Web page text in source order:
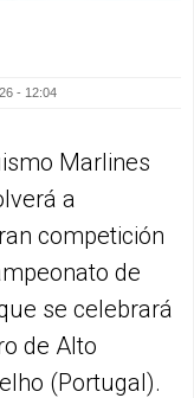
- 12:04
Marlines
a
competición
de
se celebrará
de Alto
(Portugal).